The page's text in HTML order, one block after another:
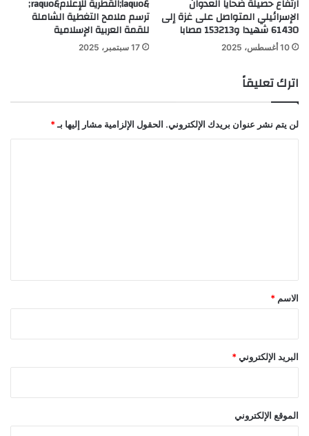
ارتفاع حصيلة ضحايا العدوان
الإسرائيلي المتواصل على غزة إلى
61430 شهيدا و153213 مصابا
10 أغسطس، 2025
&laquo;القطرية للإعلام&raquo;
ترسم ملامح التغطية الشاملة
للقمة العربية الإسلامية
17 سبتمبر، 2025
اترك تعليقاً
لن يتم نشر عنوان بريدك الإلكتروني. الحقول الإلزامية مشار إليها بـ *
*
الاسم *
البريد الإلكتروني *
الموقع الإلكتروني